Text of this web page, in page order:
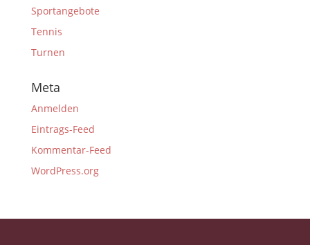
Sportangebote
Tennis
Turnen
Meta
Anmelden
Eintrags-Feed
Kommentar-Feed
WordPress.org